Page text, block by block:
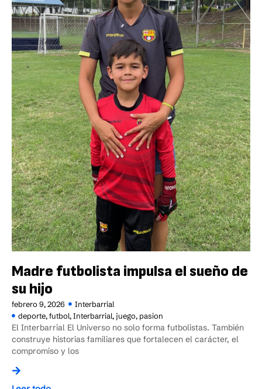
Madre futbolista impulsa el sueño de
su hijo
febrero 9, 2026
Interbarrial
deporte,futbol,Interbarrial, juego, pasion
El Interbarrial El Universo no solo forma futbolistas. También
construye historias familiares que fortalecen el carácter, el
compromiso y los